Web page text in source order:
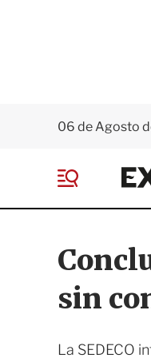
06 de Agosto
e
sin
La SEDECO